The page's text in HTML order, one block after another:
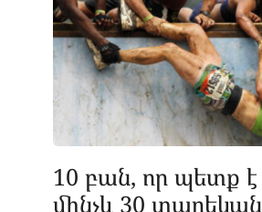
10 բան, որ պետք է
մինչև 30 տարեկան